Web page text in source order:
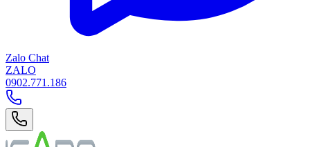
Zalo Chat
ZALO
0902.771.186